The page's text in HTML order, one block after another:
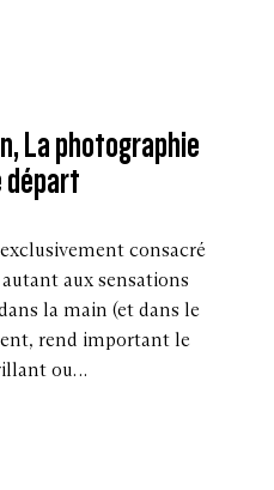
La photographie
départ
consacré
autant aux sensations
la main (et dans le
rend important le
ou…